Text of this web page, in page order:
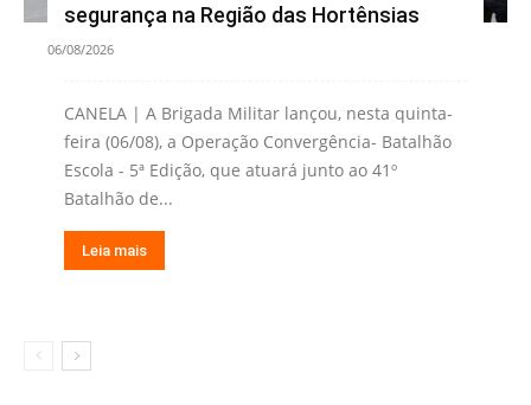
segurança na Região das Hortênsias
06/08/2026
CANELA | A Brigada Militar lançou, nesta quinta-
feira (06/08), a Operação Convergência- Batalhão
Escola - 5ª Edição, que atuará junto ao 41º
Batalhão de...
Leia mais